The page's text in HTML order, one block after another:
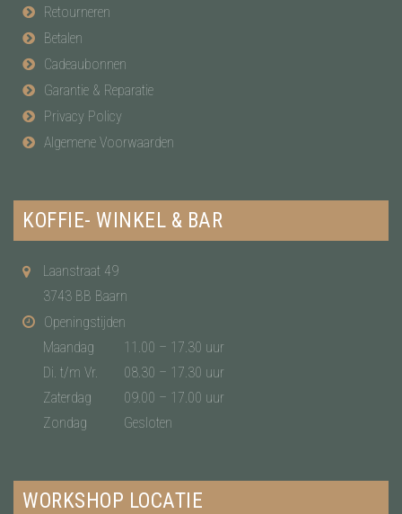
Retourneren
Betalen
Cadeaubonnen
Garantie & Reparatie
Privacy Policy
Algemene Voorwaarden
KOFFIE- WINKEL & BAR
Laanstraat 49
3743 BB Baarn
Openingstijden
Maandag
11.00 – 17.30 uur
Di. t/m Vr.
08.30 – 17.30 uur
Zaterdag
09.00 – 17.00 uur
Zondag
Gesloten
WORKSHOP LOCATIE